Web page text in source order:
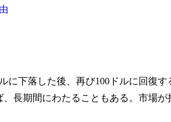
に下落した後、再び100ドルに回復
長期間にわたることもある。市場